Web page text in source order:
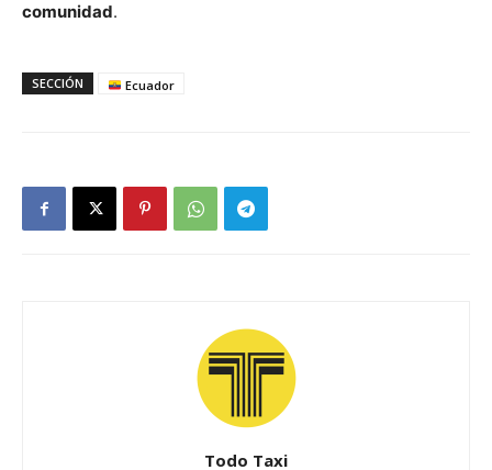
comunidad.
SECCIÓN Ecuador
Todo Taxi